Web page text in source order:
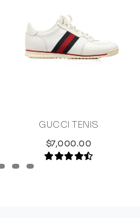
GUCCI TENIS
$7,000.00